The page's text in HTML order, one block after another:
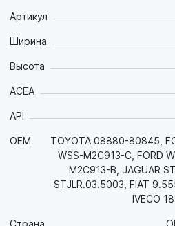
высокая термоокислительная
двигателя в исключительной
интервала замены масла;
термоокислительной
- Уникальная рецептура масла
преждевременного
(Низкоскоростное
двигателях с непосредственным
турбонагнетателем;
-Совместимость со всеми
выхлопных газов, включая DPF,
технологии Mid SAPS.
Артикул
Ширина
Высота
ACEA
API
OEM
TOYOTA 08880-80845,
WSS-M2C913-C, FORD
M2C913-B, JAGUAR
STJLR.03.5003, FIAT
IVECO
Страна